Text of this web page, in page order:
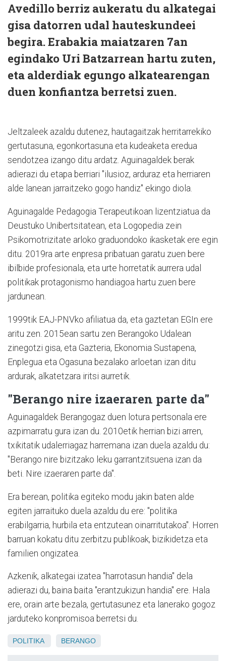
Avedillo berriz aukeratu du alkategai
gisa datorren udal hauteskundeei
begira. Erabakia maiatzaren 7an
egindako Uri Batzarrean hartu zuten,
eta alderdiak egungo alkatearengan
duen konfiantza berretsi zuen.
Jeltzaleek azaldu dutenez, hautagaitzak herritarrekiko
gertutasuna, egonkortasuna eta kudeaketa eredua
sendotzea izango ditu ardatz. Aguinagaldek berak
adierazi du etapa berriari "ilusioz, arduraz eta herriaren
alde lanean jarraitzeko gogo handiz" ekingo diola.
Aguinagalde Pedagogia Terapeutikoan lizentziatua da
Deustuko Unibertsitatean, eta Logopedia zein
Psikomotrizitate arloko graduondoko ikasketak ere egin
ditu. 2019ra arte enpresa pribatuan garatu zuen bere
ibilbide profesionala, eta urte horretatik aurrera udal
politikak protagonismo handiagoa hartu zuen bere
jardunean.
1999tik EAJ-PNVko afiliatua da, eta gaztetan EGIn ere
aritu zen. 2015ean sartu zen Berangoko Udalean
zinegotzi gisa, eta Gazteria, Ekonomia Sustapena,
Enplegua eta Ogasuna bezalako arloetan izan ditu
ardurak, alkatetzara iritsi aurretik.
"Berango nire izaeraren parte da"
Aguinagaldek Berangogaz duen lotura pertsonala ere
azpimarratu gura izan du. 2010etik herrian bizi arren,
txikitatik udalerriagaz harremana izan duela azaldu du:
"Berango nire bizitzako leku garrantzitsuena izan da
beti. Nire izaeraren parte da".
Era berean, politika egiteko modu jakin baten alde
egiten jarraituko duela azaldu du ere: "politika
erabilgarria, hurbila eta entzutean oinarritutakoa". Horren
barruan kokatu ditu zerbitzu publikoak, bizikidetza eta
familien ongizatea.
Azkenik, alkategai izatea "harrotasun handia" dela
adierazi du, baina baita "erantzukizun handia" ere. Hala
ere, orain arte bezala, gertutasunez eta lanerako gogoz
jarduteko konpromisoa berretsi du.
POLITIKA BERANGO